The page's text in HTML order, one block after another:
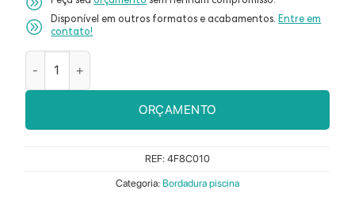
Disponível em outros formatos e acabamentos.Entre em
contato!
ORÇAMENTO
REF: 4F8C010
Categoria: Bordadura piscina